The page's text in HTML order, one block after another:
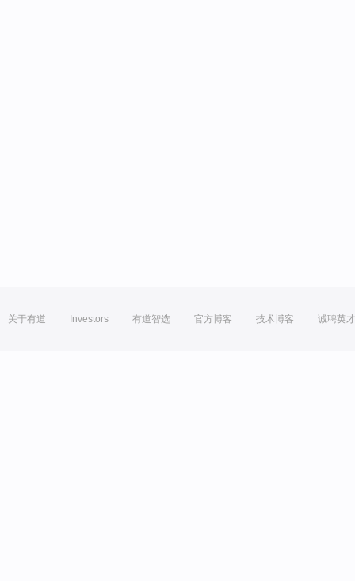
关于有道 Investors 有道智选 官方博客 技术博客 诚聘英才